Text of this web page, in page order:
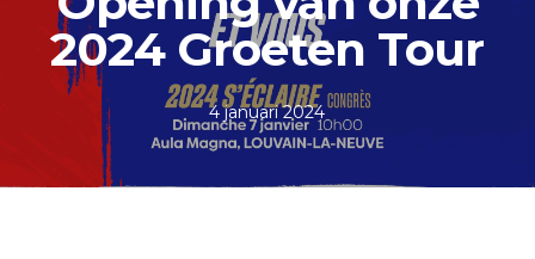
2024 Groeten Tour
4 januari 2024